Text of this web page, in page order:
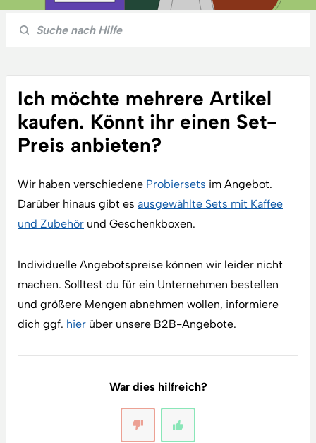
Ich möchte mehrere Artikel
kaufen. Könnt ihr einen Set-
Preis anbieten?
Wir haben verschiedene Probiersets im Angebot.
Darüber hinaus gibt es ausgewählte Sets mit Kaffee
und Zubehör und Geschenkboxen.
Individuelle Angebotspreise können wir leider nicht
machen. Solltest du für ein Unternehmen bestellen
und größere Mengen abnehmen wollen, informiere
dich ggf. hier über unsere B2B-Angebote.
War dies hilfreich?